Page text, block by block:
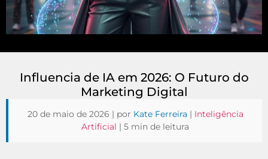
Influencia de IA em 2026: O Futuro do
Marketing Digital
20 de maio de 2026 | por Kate Ferreira | Inteligência
Artificial | 5 min de leitura